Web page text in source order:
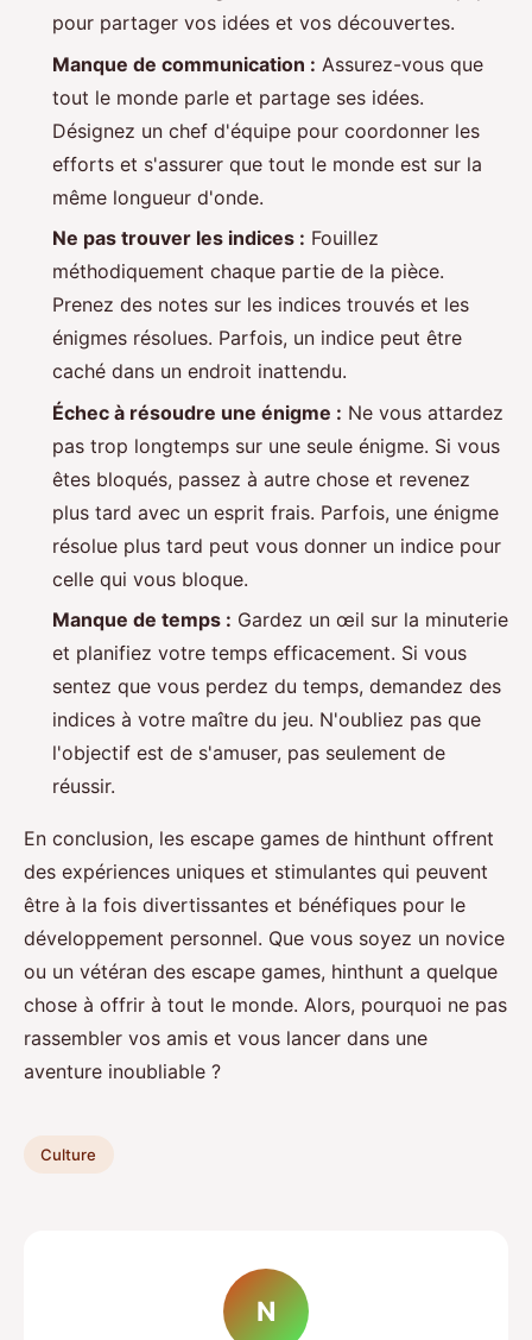
pour partager vos idées et vos découvertes.
Manque de communication : Assurez-vous que
tout le monde parle et partage ses idées.
Désignez un chef d'équipe pour coordonner les
efforts et s'assurer que tout le monde est sur la
même longueur d'onde.
Ne pas trouver les indices : Fouillez
méthodiquement chaque partie de la pièce.
Prenez des notes sur les indices trouvés et les
énigmes résolues. Parfois, un indice peut être
caché dans un endroit inattendu.
Échec à résoudre une énigme : Ne vous attardez
pas trop longtemps sur une seule énigme. Si vous
êtes bloqués, passez à autre chose et revenez
plus tard avec un esprit frais. Parfois, une énigme
résolue plus tard peut vous donner un indice pour
celle qui vous bloque.
Manque de temps : Gardez un œil sur la minuterie
et planifiez votre temps efficacement. Si vous
sentez que vous perdez du temps, demandez des
indices à votre maître du jeu. N'oubliez pas que
l'objectif est de s'amuser, pas seulement de
réussir.
En conclusion, les escape games de hinthunt offrent
des expériences uniques et stimulantes qui peuvent
être à la fois divertissantes et bénéfiques pour le
développement personnel. Que vous soyez un novice
ou un vétéran des escape games, hinthunt a quelque
chose à offrir à tout le monde. Alors, pourquoi ne pas
rassembler vos amis et vous lancer dans une
aventure inoubliable ?
Culture
N